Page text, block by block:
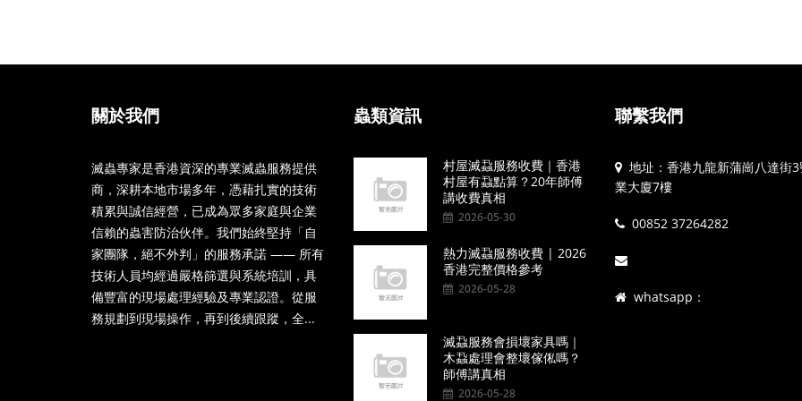
關於我們
滅蟲專家是香港資深的專業滅蟲服務提供
商，深耕本地市場多年，憑藉扎實的技術
積累與誠信經營，已成為眾多家庭與企業
信賴的蟲害防治伙伴。我們始終堅持「自
家團隊，絕不外判」的服務承諾 —— 所有
技術人員均經過嚴格篩選與系統培訓，具
備豐富的現場處理經驗及專業認證。從服
務規劃到現場操作，再到後續跟蹤，全...
蟲類資訊
村屋滅蝨服務收費｜香港
村屋有蝨點算？20年師傅
講收費真相
2026-05-30
熱力滅蝨服務收費 | 2026
香港完整價格參考
2026-05-28
滅蝨服務會損壞家具嗎｜
木蝨處理會整壞傢俬嗎？
師傅講真相
2026-05-28
聯繫我們
地址：香港九龍新蒲崗八達街
業大廈7樓
00852 37264282
whatsapp：